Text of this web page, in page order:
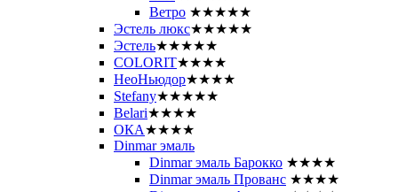
Ветро ★★★★★
Эстель люкс★★★★★
Эстель★★★★★
COLORIT★★★★
НеоНьюдор★★★★
Stefany★★★★★
Belari★★★★
ОКА★★★★
Dinmar эмаль
Dinmar эмаль Барокко ★★★★
Dinmar эмаль Прованс ★★★★